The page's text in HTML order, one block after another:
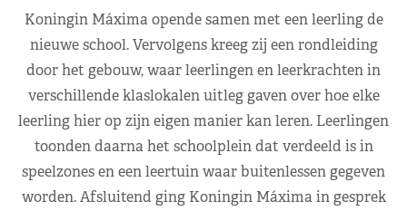
Koningin Máxima opende samen met een leerling de
nieuwe school. Vervolgens kreeg zij een rondleiding
door het gebouw, waar leerlingen en leerkrachten in
verschillende klaslokalen uitleg gaven over hoe elke
leerling hier op zijn eigen manier kan leren. Leerlingen
toonden daarna het schoolplein dat verdeeld is in
speelzones en een leertuin waar buitenlessen gegeven
worden. Afsluitend ging Koningin Máxima in gesprek